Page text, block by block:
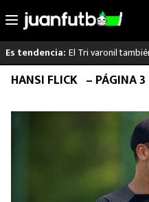
Saltar
Es tendencia: El Tri varonil
LO ÚLTIMO
HANSI FLICK – PÁGINA 3